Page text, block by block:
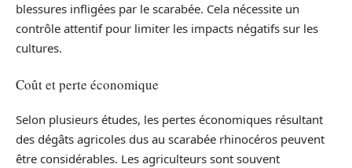
blessures infligées par le scarabée. Cela nécessite un
contrôle attentif pour limiter les impacts négatifs sur les
cultures.
Coût et perte économique
Selon plusieurs études, les pertes économiques résultant
des dégâts agricoles dus au scarabée rhinocéros peuvent
être considérables. Les agriculteurs sont souvent